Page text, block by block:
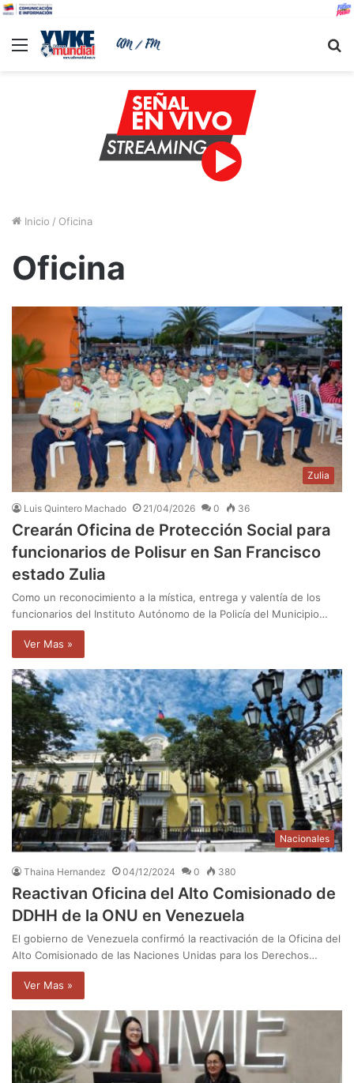
Menu
Inicio / Oficina
Oficina
Zulia
Luis Quintero Machado 21/04/2026 0 36
Crearán Oficina de Protección Social para
funcionarios de Polisur en San Francisco
estado Zulia
Como un reconocimiento a la mística, entrega y valentía de los
funcionarios del Instituto Autónomo de la Policía del Municipio…
Ver Mas »
Nacionales
Thaina Hernandez 04/12/2024 0 380
Reactivan Oficina del Alto Comisionado de
DDHH de la ONU en Venezuela
El gobierno de Venezuela confirmó la reactivación de la Oficina del
Alto Comisionado de las Naciones Unidas para los Derechos…
Ver Mas »